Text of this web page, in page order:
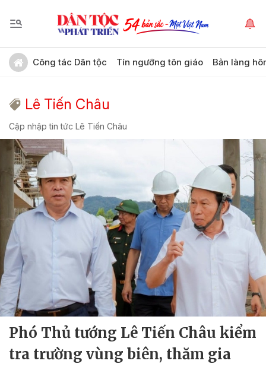
Công tác Dân tộc Tín ngưỡng tôn giáo Bản làng
Lê Tiến Châu
Cập nhập tin tức Lê Tiến Châu
Phó Thủ tướng Lê Tiến Châu kiểm
tra trường vùng biên, thăm gia